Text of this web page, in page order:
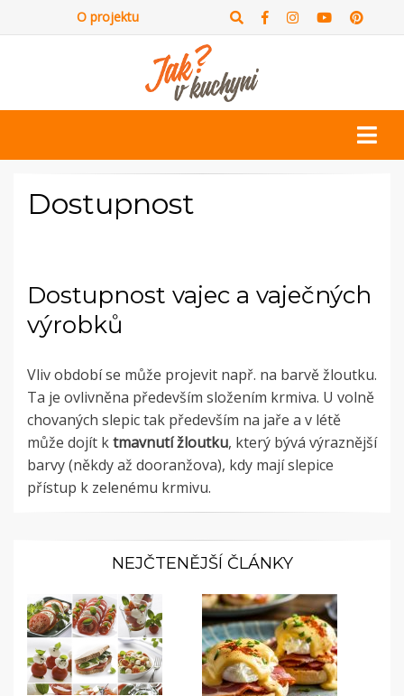
O projektu
Dostupnost
Dostupnost vajec a vaječných
výrobků
Vliv období se může projevit např. na barvě žloutku.
Ta je ovlivněna především složením krmiva. U volně
chovaných slepic tak především na jaře a v létě
může dojít ktmavnutí žloutku, který bývá výraznější
barvy (někdy až dooranžova), kdy mají slepice
přístup k zelenému krmivu.
NEJČTENĚJŠÍ ČLÁNKY